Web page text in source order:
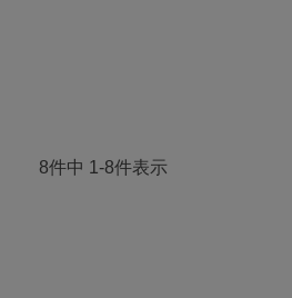
8件中 1 -8件表示